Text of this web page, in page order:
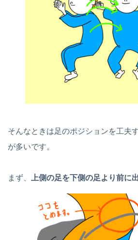
そんなときは足のポジションを工夫
が多いです。
まず、 上側の足を下側の足より前に